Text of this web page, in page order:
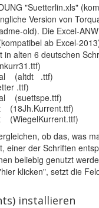
"Suetterlin.xls"
Version von
old). Die Excel-
ab Excel-
in alten 6 deutschen
(altdt .ttf)
.ttf)
(suettspe.ttf)
(18Jh.Kurrent.ttf)
(WiegelKurrent.ttf)
ob das, was
einer der Schriften
beliebig genutzt
klicken", setzt die
installieren